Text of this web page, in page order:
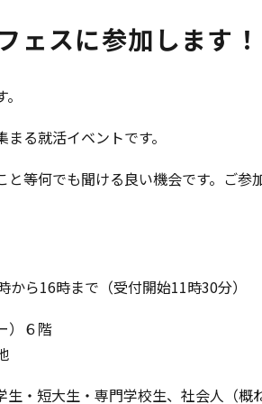
スに参加します！
る就活イベントです。
等何でも聞ける良い機会です。ご参
ら16時まで（受付開始11時30分）
）６階​
・短大生・専門学校生、社会人（概